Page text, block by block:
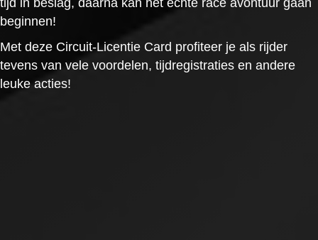
beginnen!
Met deze Circuit-Licentie Card profiteer je als rijder
tevens van vele voordelen, tijdregistraties en andere
leuke acties!